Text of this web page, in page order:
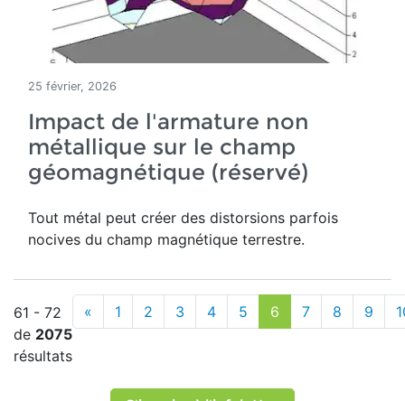
25 février, 2026
Impact de l'armature non
métallique sur le champ
géomagnétique (réservé)
Tout métal peut créer des distorsions parfois
nocives du champ magnétique terrestre.
61 - 72
de 2075
résultats
« 1 2 3 4 5 6 7 8 9